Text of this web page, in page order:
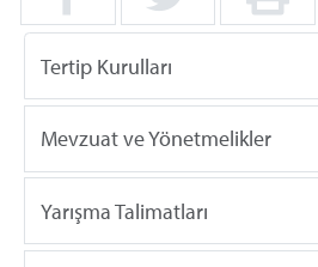
Tertip Kurulları
Mevzuat ve Yönetmelikler
Yarışma Talimatları
Kredi/Yurt E-